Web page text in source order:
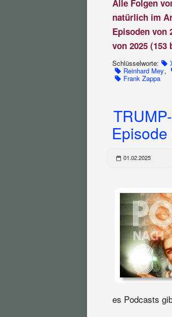
Alle Folgen
natürlich im
Episoden von
von 2025 (153
Schlüsselworte:
Reinhard Mey,
Frank Zappa
01.02.2025
es Podcasts